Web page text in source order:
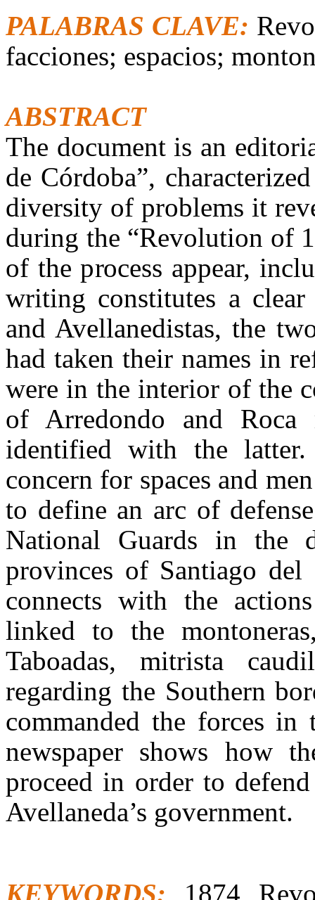
PALABRAS CLAVE:
facciones; espacios;
ABSTRACT
The document is an
de Córdoba”,
diversity of problems it
during the “Revolution of
of the process appear,
writing constitutes a
and Avellanedistas, the
had taken their names in
were in the interior of the
of Arredondo and Roca
identified with the
concern for spaces and
to define an arc of
National Guards in the
provinces of Santiago del
connects with the
linked to the
Taboadas, mitrista
regarding the Southern
commanded the forces
newspaper shows how
proceed in order to
Avellaneda’s government.
KEYWORDS: 1874